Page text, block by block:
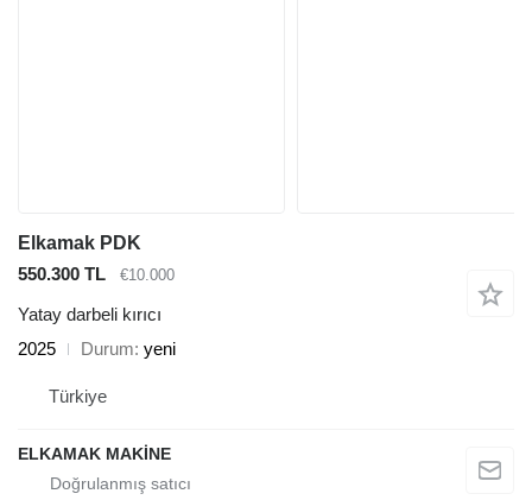
Elkamak PDK
550.300 TL
€10.000
Yatay darbeli kırıcı
2025
Durum yeni
Türkiye
ELKAMAK MAKİNE